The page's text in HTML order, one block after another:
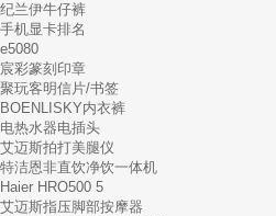
纪兰伊牛仔裤
手机显卡排名
e5080
宸彩篆刻印章
聚玩客明信片/书签
BOENLISKY内衣裤
电热水器电插头
艾迈斯拍打美腿仪
特洁恩非直饮净饮一体机
Haier HRO500 5
艾迈斯指压脚部按摩器